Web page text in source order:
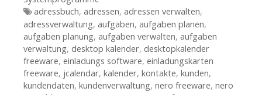
Tags
adressbuch, adressen, adressen verwalten,
adressverwaltung, aufgaben, aufgaben planen,
aufgaben planung, aufgaben verwalten, aufgaben
verwaltung, desktop kalender, desktopkalender
freeware, einladungs software, einladungskarten
freeware, jcalendar, kalender, kontakte, kunden,
kundendaten, kundenverwaltung, nero freeware, nero